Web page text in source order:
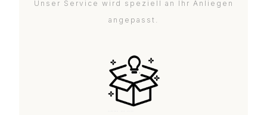
Unser Service wird speziell an Ihr Anliegen
angepasst.